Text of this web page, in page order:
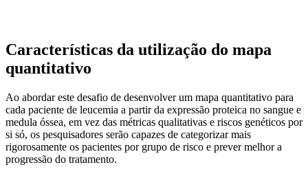
Características da utilização do mapa
quantitativo
Ao abordar este desafio de desenvolver um mapa quantitativo para
cada paciente de leucemia a partir da expressão proteica no sangue e
medula óssea, em vez das métricas qualitativas e riscos genéticos por
si só, os pesquisadores serão capazes de categorizar mais
rigorosamente os pacientes por grupo de risco e prever melhor a
progressão do tratamento.